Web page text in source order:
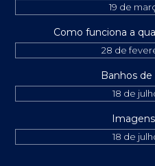
19 de
Como funciona a
28 de
Banhos
18 de
18 de